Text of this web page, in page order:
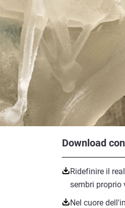
Download
Ridefinire il
sembri proprio
Nel cuore